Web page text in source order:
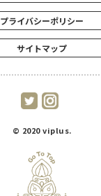
プライバシーポリシー
サイトマップ
© 2020 viplus.